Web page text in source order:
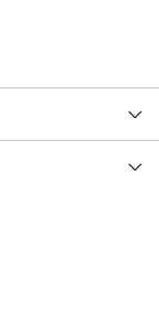
Sommar, Vår